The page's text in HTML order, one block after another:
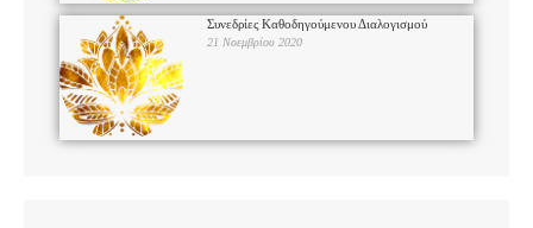
Συνεδρίες Καθοδηγούμενου Διαλογισμού
21 Νοεμβρίου 2020